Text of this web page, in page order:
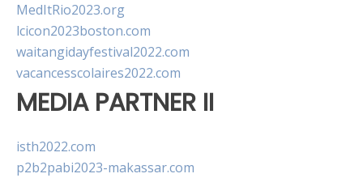
MedItRio2023.org
lcicon2023boston.com
waitangidayfestival2022.com
vacancesscolaires2022.com
MEDIA PARTNER II
isth2022.com
p2b2pabi2023-makassar.com